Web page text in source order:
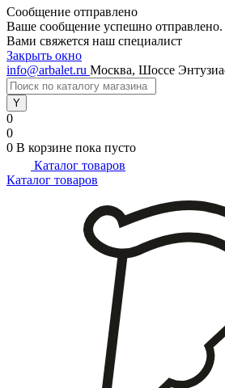
Сообщение отправлено
Ваше сообщение успешно
Вами свяжется наш специалист
Закрыть окно
info@arbalet.ru Москва, Шоссе
0
0
0 В корзине пока пусто
Каталог товаров
Каталог товаров